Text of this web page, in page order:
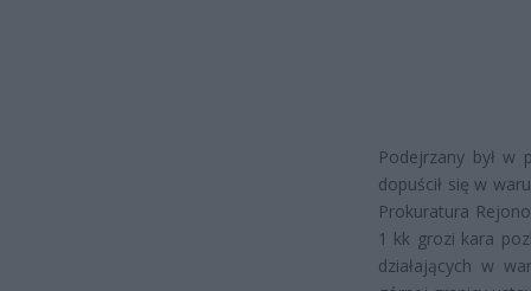
Podejrzany był w
dopuścił się w
Prokuratura
1 kk grozi kara
działających w